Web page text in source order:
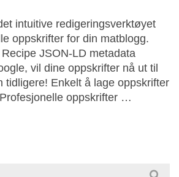
intuitive redigeringsverktøyet
oppskrifter for din matblogg.
JSON-LD metadata
vil dine oppskrifter nå ut til
tidligere! Enkelt å lage oppskrifter
oppskrifter …